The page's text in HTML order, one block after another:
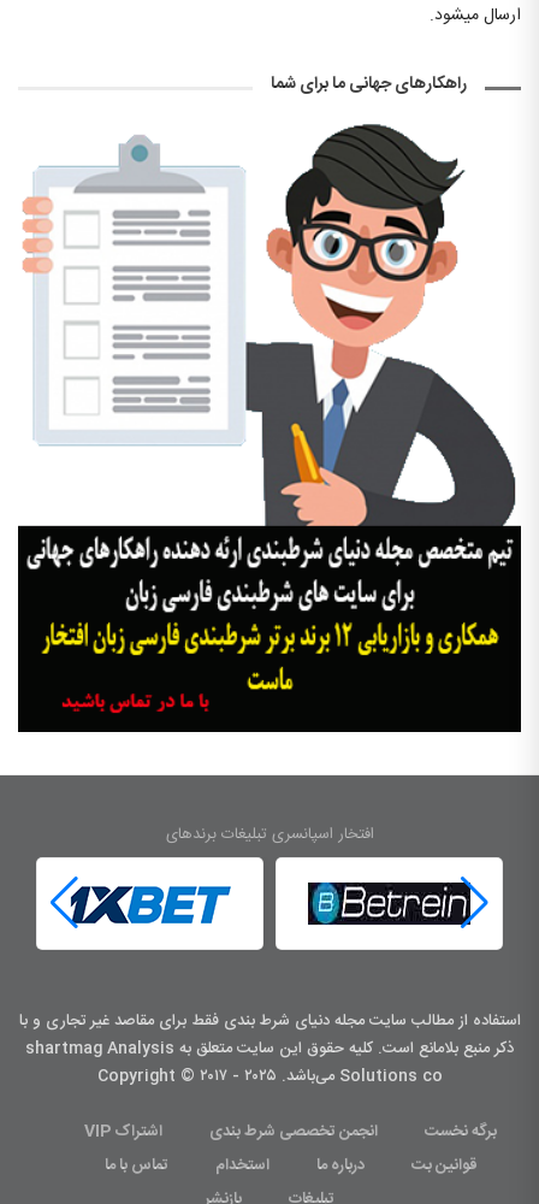
ارسال میشود.
راهکارهای جهانی ما برای شما
افتخار اسپانسری تبلیغات برندهای
استفاده از مطالب سایت مجله دنیای شرط بندی فقط برای مقاصد غیر تجاری و با
ذکر منبع بلامانع است. کليه حقوق اين سايت متعلق به shartmag Analysis
Solutions co می‌باشد. Copyright © ۲۰۱۷ - ۲۰۲۵
برگه نخست انجمن تخصصی شرط بندی
اشتراک VIP
قوانین بت
درباره ما استخدام
تماس با ما
تبلیغات
بازنشر